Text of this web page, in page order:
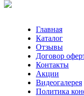
Главная
Каталог
Отзывы
Договор
Контакты
Акции
Видеогалерея
Политика